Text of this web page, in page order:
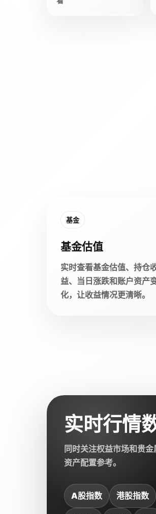
基金
基金估值
实时查看基金估值、持仓
益、当日涨跌和账户资产
化，让收益情况更清晰。
实时行情
同时关注权益市场和贵
资产配置参考。
A股指数 港股指数